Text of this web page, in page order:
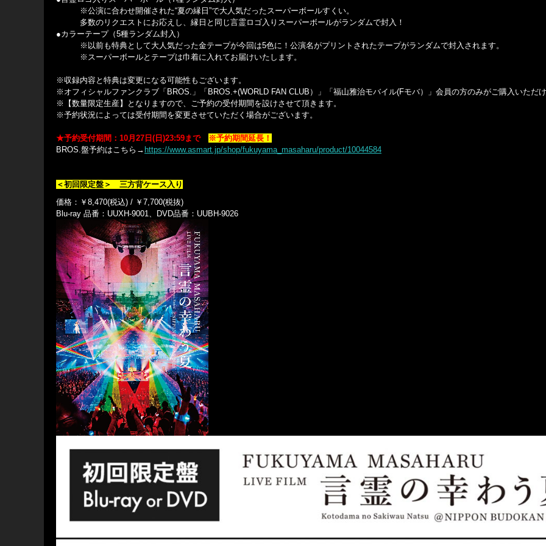
※公演に合わせ開催された“夏の縁日”で大人気だったスーパーボールすくい。
多数のリクエストにお応えし、縁日と同じ言霊ロゴ入りスーパーボールがランダムで封入！
●カラーテープ（5種ランダム封入）
※以前も特典として大人気だった金テープが今回は5色に！公演名がプリントされたテープがランダムで封入されます。
※スーパーボールとテープは巾着に入れてお届けいたします。
※収録内容と特典は変更になる可能性もございます。
※オフィシャルファンクラブ「BROS.」「BROS.+(WORLD FAN CLUB）」「福山雅治モバイル(Fモバ）」会員の方のみがご購入いただ
※【数量限定生産】となりますので、ご予約の受付期間を設けさせて頂きます。
※予約状況によっては受付期間を変更させていただく場合がございます。
★予約受付期間：10月27日(日)23:59まで
※予約期間延長！
BROS.盤予約はこちら→ https://www.asmart.jp/shop/fukuyama_masaharu/product/10044584
＜初回限定盤＞ 三方背ケース入り
価格：￥8,470(税込) / ￥7,700(税抜)
Blu-ray 品番：UUXH-9001、DVD品番：UUBH-9026